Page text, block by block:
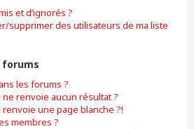
et d’ignorés ?
supprimer des utilisateurs de ma liste
forums
les forums ?
renvoie aucun résultat ?
une page blanche ?!
membres ?